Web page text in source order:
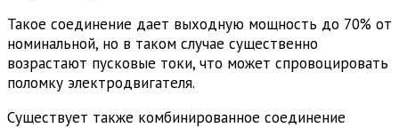
Такое соединение дает выходную мощность до 70% от
номинальной, но в таком случае существенно
возрастают пусковые токи, что может спровоцировать
поломку электродвигателя.
Существует также комбинированное соединение